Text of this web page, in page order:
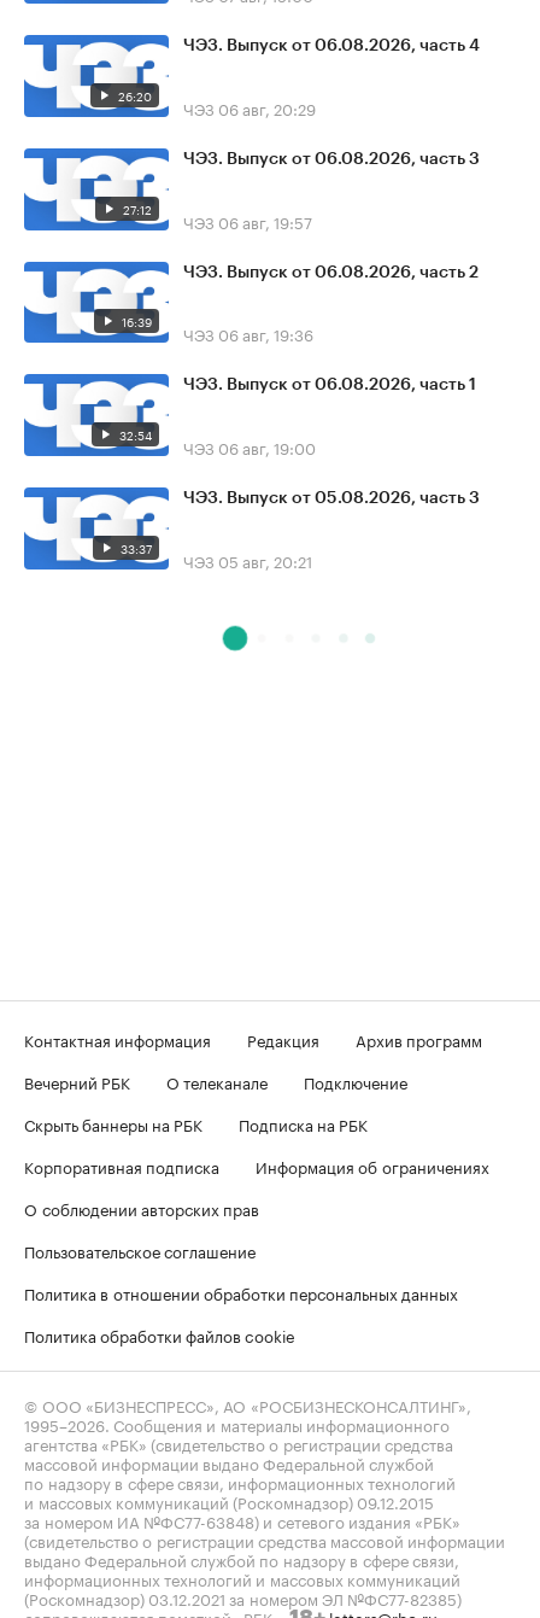
26:20
ЧЭЗ. Выпуск от 06.08.2026, часть 4
ЧЭЗ 06 авг, 20:29
27:12
ЧЭЗ. Выпуск от 06.08.2026, часть 3
ЧЭЗ 06 авг, 19:57
16:39
ЧЭЗ. Выпуск от 06.08.2026, часть 2
ЧЭЗ 06 авг, 19:36
32:54
ЧЭЗ. Выпуск от 06.08.2026, часть 1
ЧЭЗ 06 авг, 19:00
33:37
ЧЭЗ. Выпуск от 05.08.2026, часть 3
ЧЭЗ 05 авг, 20:21
Контактная информация Редакция
Архив программ
Вечерний РБК
О телеканале
Подключение
Скрыть баннеры на РБК
Подписка на РБК
Корпоративная подписка
Информация об ограничениях
О соблюдении авторских прав
Пользовательское соглашение
Политика в отношении обработки персональных данных
Политика обработки файлов cookie
© ООО «БИЗНЕСПРЕСС», АО «РОСБИЗНЕСКОНСАЛТИНГ»,
1995–2026 . Сообщения и материалы информационного
агентства «РБК» (свидетельство о регистрации средства
массовой информации выдано Федеральной службой
по надзору в сфере связи, информационных технологий
и массовых коммуникаций (Роскомнадзор) 09.12.2015
за номером ИА №ФС77-63848) и сетевого издания «РБК»
(свидетельство о регистрации средства массовой информации
выдано Федеральной службой по надзору в сфере связи,
информационных технологий и массовых коммуникаций
(Роскомнадзор) 03.12.2021 за номером ЭЛ №ФС77-82385)